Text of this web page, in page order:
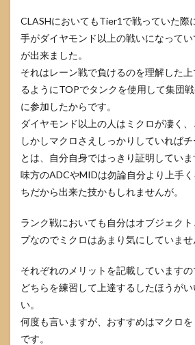
CLASHにおいてもTier1で戦っていた際
手がダイヤモンド以上の戦いになって
が出来ました。
それはレーン戦で負けるのを理解した
るようにTOPでタンクを使用して集団
に参加したからです。
ダイヤモンド以上の人はミクロが凄く、
しかしマクロさえしっかりしていれば
とは、自分自身ではっきり証明していま
味方のADCやMIDは勿論自分より上手
ちだから出来た技かもしれませんが。
ランク戦においても自分はオブジェク
プなのでミクロはあまり気にしていませ
それぞれのメリットを記載しています
どちらを練習して上達するしたほうが
い。
何度も言いますが、おすすめはマクロ
です。